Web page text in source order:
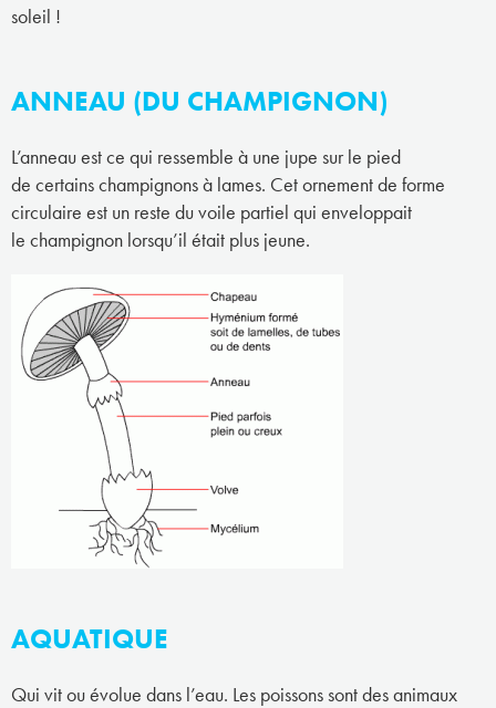
soleil !
ANNEAU (DU CHAMPIGNON)
L’anneau est ce qui ressemble à une jupe sur le pied
de certains champignons à lames. Cet ornement de forme
circulaire est un reste du voile partiel qui enveloppait
le champignon lorsqu’il était plus jeune.
AQUATIQUE
Qui vit ou évolue dans l’eau. Les poissons sont des animaux